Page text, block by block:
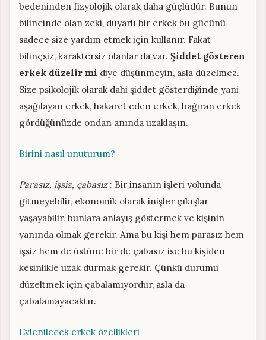
bedeninden fizyolojik olarak daha güçlüdür. Bunun
bilincinde olan zeki, duyarlı bir erkek bu gücünü
sadece size yardım etmek için kullanır. Fakat
bilinçsiz, karaktersiz olanlar da var. Şiddet gösteren
erkek düzelir mi diye düşünmeyin, asla düzelmez.
Size psikolojik olarak dahi şiddet gösterdiğinde yani
aşağılayan erkek, hakaret eden erkek, bağıran erkek
gördüğünüzde ondan anında uzaklaşın.
Birini nasıl unuturum?
Parasız, işsiz, çabasız: Bir insanın işleri yolunda
gitmeyebilir, ekonomik olarak inişler çıkışlar
yaşayabilir. bunlara anlayış göstermek ve kişinin
yanında olmak gerekir. Ama bu kişi hem parasız hem
işsiz hem de üstüne bir de çabasız ise bu kişiden
kesinlikle uzak durmak gerekir. Çünkü durumu
düzeltmek için çabalamıyordur, asla da
çabalamayacaktır.
Evlenilecek erkek özellikleri